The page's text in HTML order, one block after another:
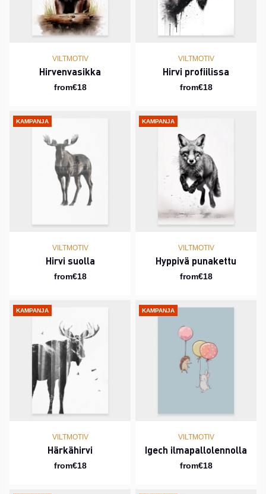
VILTMOTIV
Hirvenvasikka
from€18
VILTMOTIV
Hirvi profiilissa
from€18
KAMPANJA
VILTMOTIV
Hirvi suolla
from€18
KAMPANJA
VILTMOTIV
Hyppivä punakettu
from€18
KAMPANJA
VILTMOTIV
Härkähirvi
from€18
KAMPANJA
VILTMOTIV
Igech ilmapallolennolla
from€18